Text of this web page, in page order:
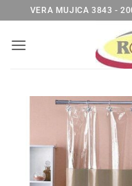
al
contenido
VERA MUJICA 3843 -